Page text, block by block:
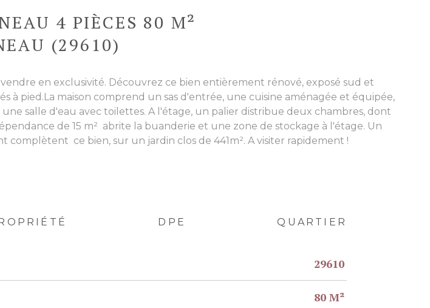
4 PIÈCES 80 M²
(29610)
en exclusivité. Découvrez ce bien entièrement rénové, exposé sud et
pied.La maison comprend un sas d'entrée, une cuisine aménagée et équipée,
salle d'eau avec toilettes. A l'étage, un palier distribue deux chambres, dont
de 15 m² abrite la buanderie et une zone de stockage à l'étage. Un
ce bien, sur un jardin clos de 441m². A visiter rapidement !
DPE QUARTIER
29610
80 M²